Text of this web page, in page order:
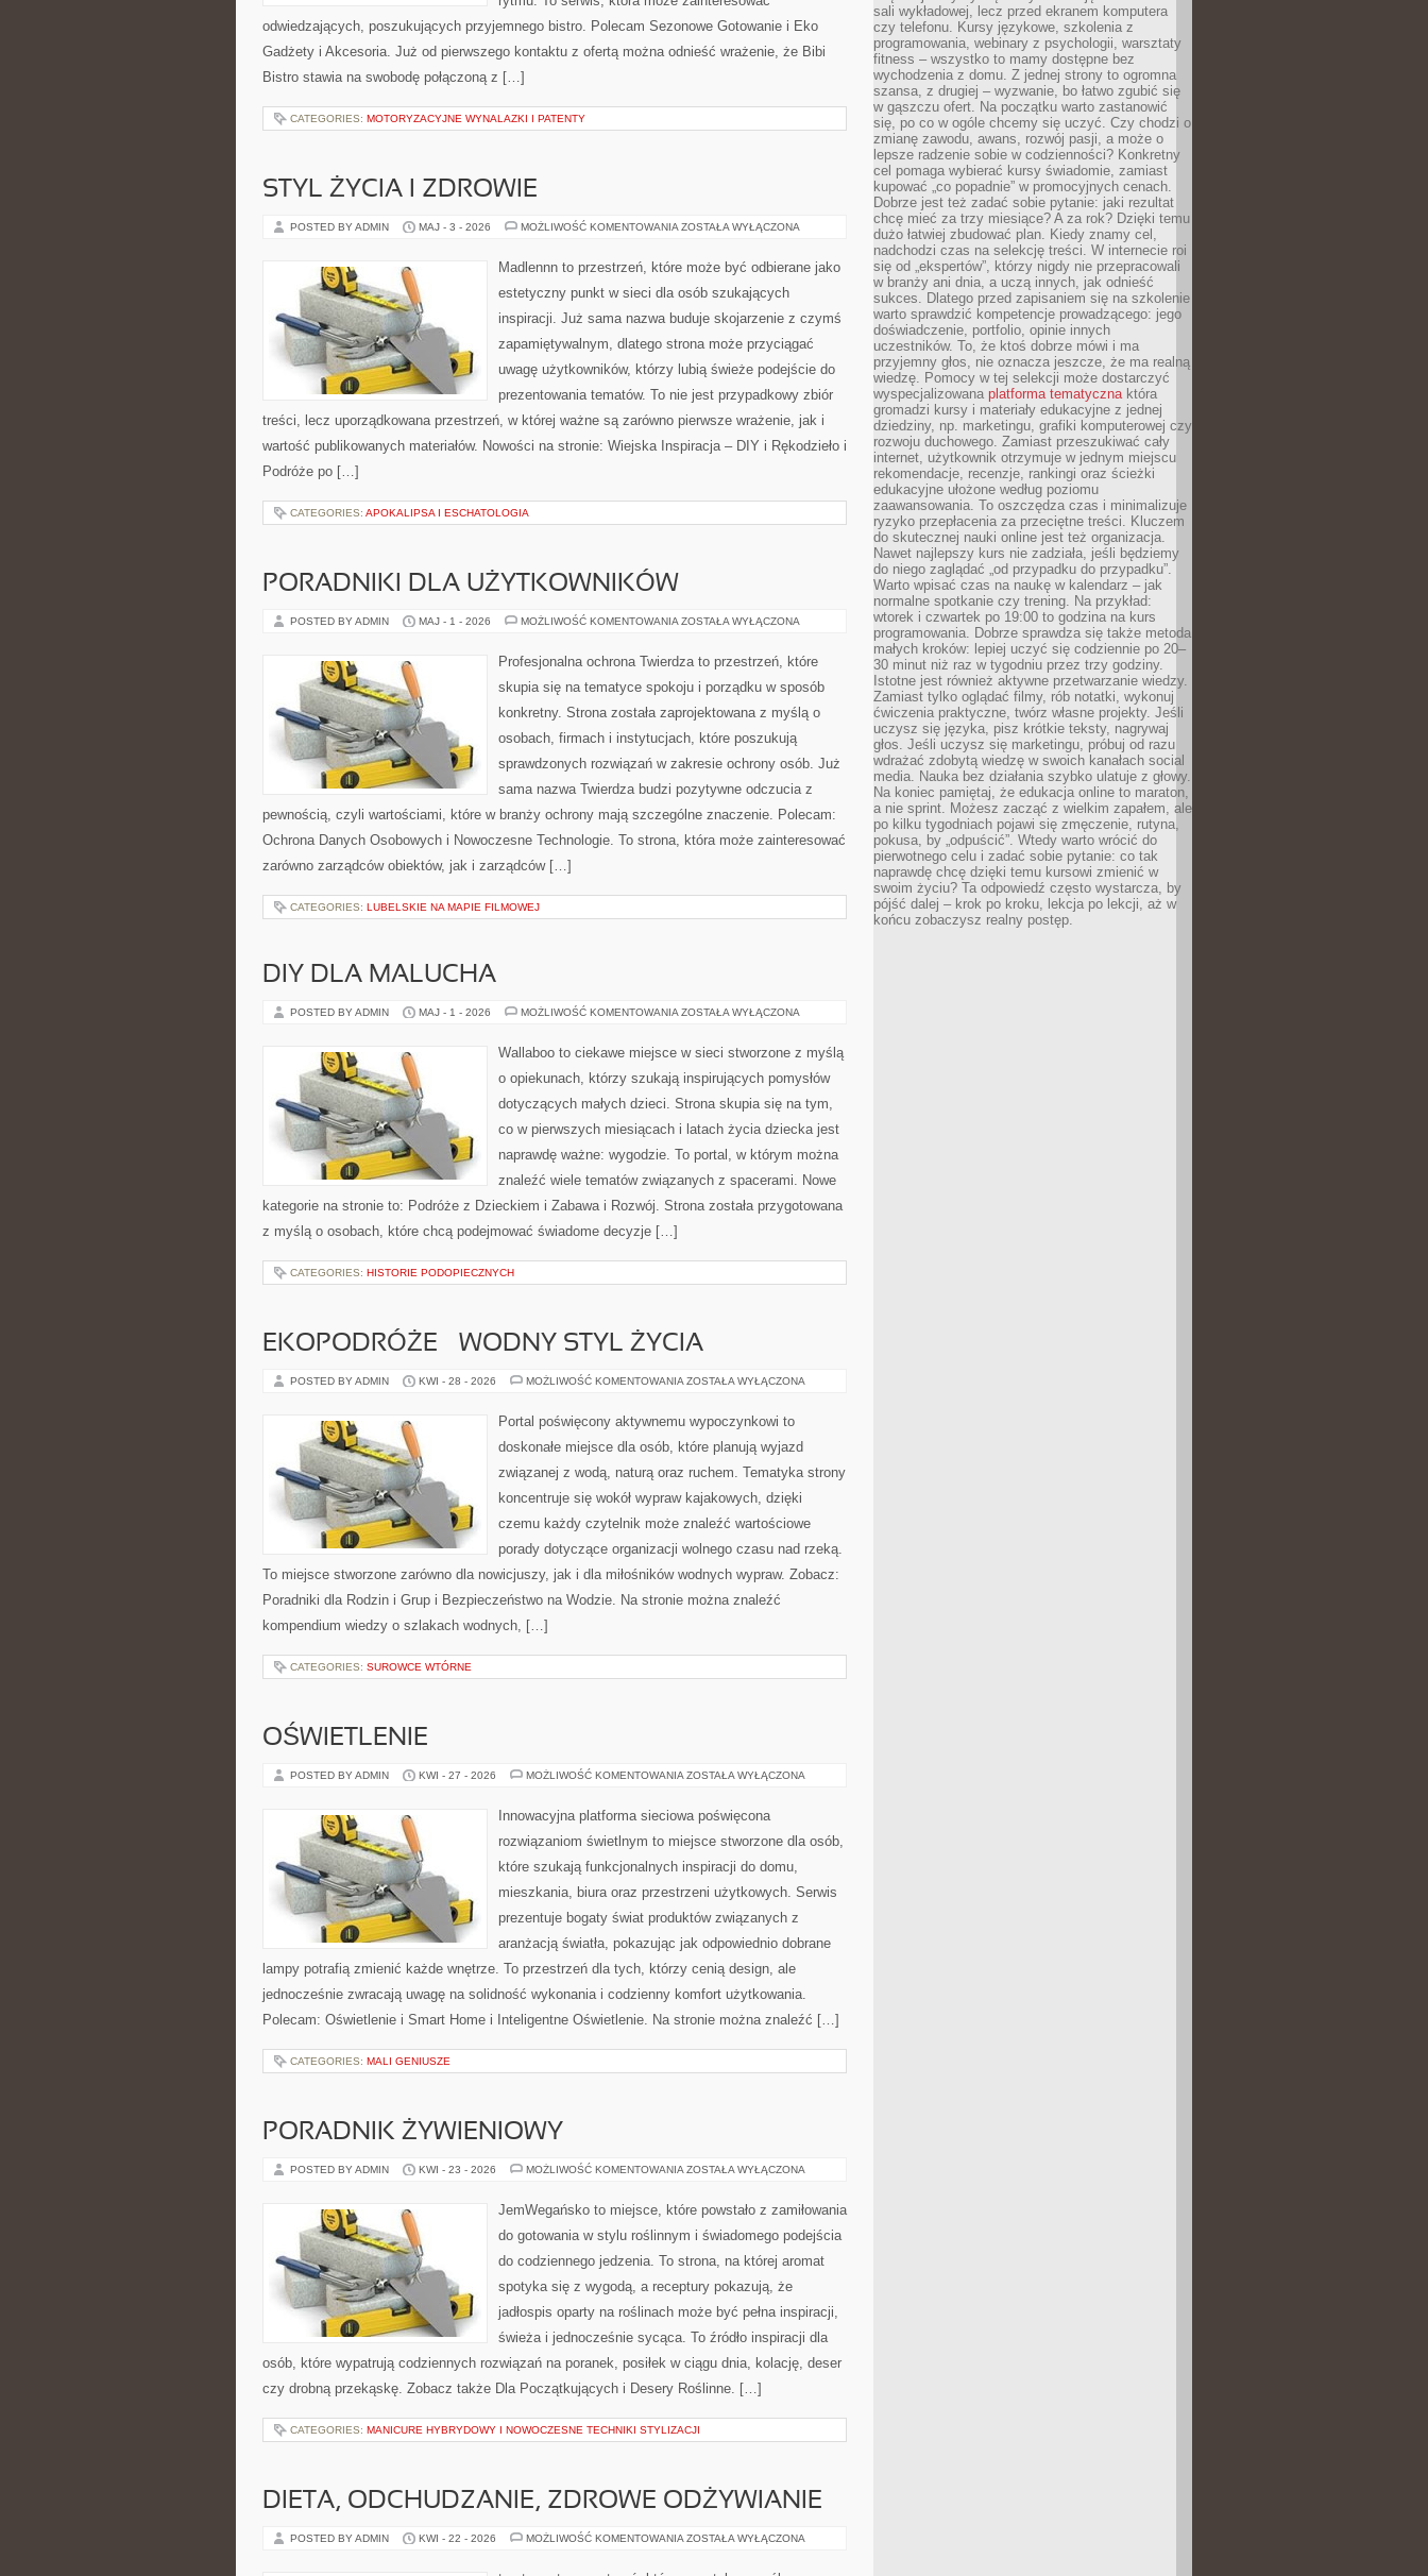
odwiedzających, poszukujących przyjemnego bistro. Polecam Sezonowe Gotowanie i Eko
Gadżety i Akcesoria. Już od pierwszego kontaktu z ofertą można odnieść wrażenie, że Bibi
Bistro stawia na swobodę połączoną z […]
CATEGORIES: MOTORYZACYJNE WYNALAZKI I PATENTY
STYL ŻYCIA I ZDROWIE
POSTED BY ADMIN MAJ - 3 - 2026 MOŻLIWOŚĆ KOMENTOWANIA STYL
ZDROWIE
ZOSTAŁA WYŁĄCZONA
Madlennn to przestrzeń, które może być odbierane jako
estetyczny punkt w sieci dla osób szukających
inspiracji. Już sama nazwa buduje skojarzenie z czymś
zapamiętywalnym, dlatego strona może przyciągać
uwagę użytkowników, którzy lubią świeże podejście do
prezentowania tematów. To nie jest przypadkowy zbiór
treści, lecz uporządkowana przestrzeń, w której ważne są zarówno pierwsze wrażenie, jak i
wartość publikowanych materiałów. Nowości na stronie: Wiejska Inspiracja – DIY i Rękodzieło i
Podróże po […]
CATEGORIES: APOKALIPSA I ESCHATOLOGIA
PORADNIKI DLA UŻYTKOWNIKÓW
POSTED BY ADMIN MAJ - 1 - 2026 MOŻLIWOŚĆ KOMENTOWANIA PORADNIKI
ZOSTAŁA WYŁĄCZONA
Profesjonalna ochrona Twierdza to przestrzeń, które
skupia się na tematyce spokoju i porządku w sposób
konkretny. Strona została zaprojektowana z myślą o
osobach, firmach i instytucjach, które poszukują
sprawdzonych rozwiązań w zakresie ochrony osób. Już
sama nazwa Twierdza budzi pozytywne odczucia z
pewnością, czyli wartościami, które w branży ochrony mają szczególne znaczenie. Polecam:
Ochrona Danych Osobowych i Nowoczesne Technologie. To strona, która może zainteresować
zarówno zarządców obiektów, jak i zarządców […]
CATEGORIES: LUBELSKIE NA MAPIE FILMOWEJ
DIY DLA MALUCHA
POSTED BY ADMIN MAJ - 1 - 2026 MOŻLIWOŚĆ KOMENTOWANIA DIY
ZOSTAŁA WYŁĄCZONA
Wallaboo to ciekawe miejsce w sieci stworzone z myślą
o opiekunach, którzy szukają inspirujących pomysłów
dotyczących małych dzieci. Strona skupia się na tym,
co w pierwszych miesiącach i latach życia dziecka jest
naprawdę ważne: wygodzie. To portal, w którym można
znaleźć wiele tematów związanych z spacerami. Nowe
kategorie na stronie to: Podróże z Dzieckiem i Zabawa i Rozwój. Strona została przygotowana
z myślą o osobach, które chcą podejmować świadome decyzje […]
CATEGORIES: HISTORIE PODOPIECZNYCH
EKOPODRÓŻE – WODNY STYL ŻYCIA
POSTED BY ADMIN KWI - 28 - 2026 MOŻLIWOŚĆ KOMENTOWANIA EKOPODRÓŻE
ŻYCIA
ZOSTAŁA WYŁĄCZONA
Portal poświęcony aktywnemu wypoczynkowi to
doskonałe miejsce dla osób, które planują wyjazd
związanej z wodą, naturą oraz ruchem. Tematyka strony
koncentruje się wokół wypraw kajakowych, dzięki
czemu każdy czytelnik może znaleźć wartościowe
porady dotyczące organizacji wolnego czasu nad rzeką.
To miejsce stworzone zarówno dla nowicjuszy, jak i dla miłośników wodnych wypraw. Zobacz:
Poradniki dla Rodzin i Grup i Bezpieczeństwo na Wodzie. Na stronie można znaleźć
kompendium wiedzy o szlakach wodnych, […]
CATEGORIES: SUROWCE WTÓRNE
OŚWIETLENIE
POSTED BY ADMIN KWI - 27 - 2026 MOŻLIWOŚĆ KOMENTOWANIA OŚWIETLENIE
ZOSTAŁA WYŁĄCZONA
Innowacyjna platforma sieciowa poświęcona
rozwiązaniom świetlnym to miejsce stworzone dla osób,
które szukają funkcjonalnych inspiracji do domu,
mieszkania, biura oraz przestrzeni użytkowych. Serwis
prezentuje bogaty świat produktów związanych z
aranżacją światła, pokazując jak odpowiednio dobrane
lampy potrafią zmienić każde wnętrze. To przestrzeń dla tych, którzy cenią design, ale
jednocześnie zwracają uwagę na solidność wykonania i codzienny komfort użytkowania.
Polecam: Oświetlenie i Smart Home i Inteligentne Oświetlenie. Na stronie można znaleźć […]
CATEGORIES: MALI GENIUSZE
PORADNIK ŻYWIENIOWY
POSTED BY ADMIN KWI - 23 - 2026 MOŻLIWOŚĆ KOMENTOWANIA PORADNIK
ZOSTAŁA WYŁĄCZONA
JemWegańsko to miejsce, które powstało z zamiłowania
do gotowania w stylu roślinnym i świadomego podejścia
do codziennego jedzenia. To strona, na której aromat
spotyka się z wygodą, a receptury pokazują, że
jadłospis oparty na roślinach może być pełna inspiracji,
świeża i jednocześnie sycąca. To źródło inspiracji dla
osób, które wypatrują codziennych rozwiązań na poranek, posiłek w ciągu dnia, kolację, deser
czy drobną przekąskę. Zobacz także Dla Początkujących i Desery Roślinne. […]
CATEGORIES: MANICURE HYBRYDOWY I NOWOCZESNE TECHNIKI STYLIZACJI
DIETA, ODCHUDZANIE, ZDROWE ODŻYWIANIE
POSTED BY ADMIN KWI - 22 - 2026 MOŻLIWOŚĆ KOMENTOWANIA DIETA,
ODŻYWIANIE
ZOSTAŁA WYŁĄCZONA
sali wykładowej, lecz przed ekranem komputera
czy telefonu. Kursy językowe, szkolenia z
programowania, webinary z psychologii, warsztaty
fitness – wszystko to mamy dostępne bez
wychodzenia z domu. Z jednej strony to ogromna
szansa, z drugiej – wyzwanie, bo łatwo zgubić się
w gąszczu ofert. Na początku warto zastanowić
się, po co w ogóle chcemy się uczyć. Czy chodzi o
zmianę zawodu, awans, rozwój pasji, a może o
lepsze radzenie sobie w codzienności? Konkretny
cel pomaga wybierać kursy świadomie, zamiast
kupować „co popadnie” w promocyjnych cenach.
Dobrze jest też zadać sobie pytanie: jaki rezultat
chcę mieć za trzy miesiące? A za rok? Dzięki temu
dużo łatwiej zbudować plan. Kiedy znamy cel,
nadchodzi czas na selekcję treści. W internecie roi
się od „ekspertów”, którzy nigdy nie przepracowali
w branży ani dnia, a uczą innych, jak odnieść
sukces. Dlatego przed zapisaniem się na szkolenie
warto sprawdzić kompetencje prowadzącego: jego
doświadczenie, portfolio, opinie innych
uczestników. To, że ktoś dobrze mówi i ma
przyjemny głos, nie oznacza jeszcze, że ma realną
wiedzę. Pomocy w tej selekcji może dostarczyć
wyspecjalizowana platforma tematycznaktóra
gromadzi kursy i materiały edukacyjne z jednej
dziedziny, np. marketingu, grafiki komputerowej czy
rozwoju duchowego. Zamiast przeszukiwać cały
internet, użytkownik otrzymuje w jednym miejscu
rekomendacje, recenzje, rankingi oraz ścieżki
edukacyjne ułożone według poziomu
zaawansowania. To oszczędza czas i minimalizuje
ryzyko przepłacenia za przeciętne treści. Kluczem
do skutecznej nauki online jest też organizacja.
Nawet najlepszy kurs nie zadziała, jeśli będziemy
do niego zaglądać „od przypadku do przypadku”.
Warto wpisać czas na naukę w kalendarz – jak
normalne spotkanie czy trening. Na przykład:
wtorek i czwartek po 19:00 to godzina na kurs
programowania. Dobrze sprawdza się także metoda
małych kroków: lepiej uczyć się codziennie po 20–
30 minut niż raz w tygodniu przez trzy godziny.
Istotne jest również aktywne przetwarzanie wiedzy.
Zamiast tylko oglądać filmy, rób notatki, wykonuj
ćwiczenia praktyczne, twórz własne projekty. Jeśli
uczysz się języka, pisz krótkie teksty, nagrywaj
głos. Jeśli uczysz się marketingu, próbuj od razu
wdrażać zdobytą wiedzę w swoich kanałach social
media. Nauka bez działania szybko ulatuje z głowy.
Na koniec pamiętaj, że edukacja online to maraton,
a nie sprint. Możesz zacząć z wielkim zapałem, ale
po kilku tygodniach pojawi się zmęczenie, rutyna,
pokusa, by „odpuścić”. Wtedy warto wrócić do
pierwotnego celu i zadać sobie pytanie: co tak
naprawdę chcę dzięki temu kursowi zmienić w
swoim życiu? Ta odpowiedź często wystarcza, by
pójść dalej – krok po kroku, lekcja po lekcji, aż w
końcu zobaczysz realny postęp.